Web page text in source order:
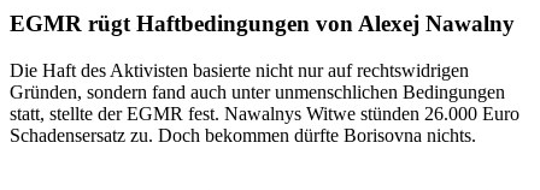
EGMR rügt Haftbedingungen von Alexej Nawalny
Die Haft des Aktivisten basierte nicht nur auf rechtswidrigen
Gründen, sondern fand auch unter unmenschlichen Bedingungen
statt, stellte der EGMR fest. Nawalnys Witwe stünden 26.000 Euro
Schadensersatz zu. Doch bekommen dürfte Borisovna nichts.